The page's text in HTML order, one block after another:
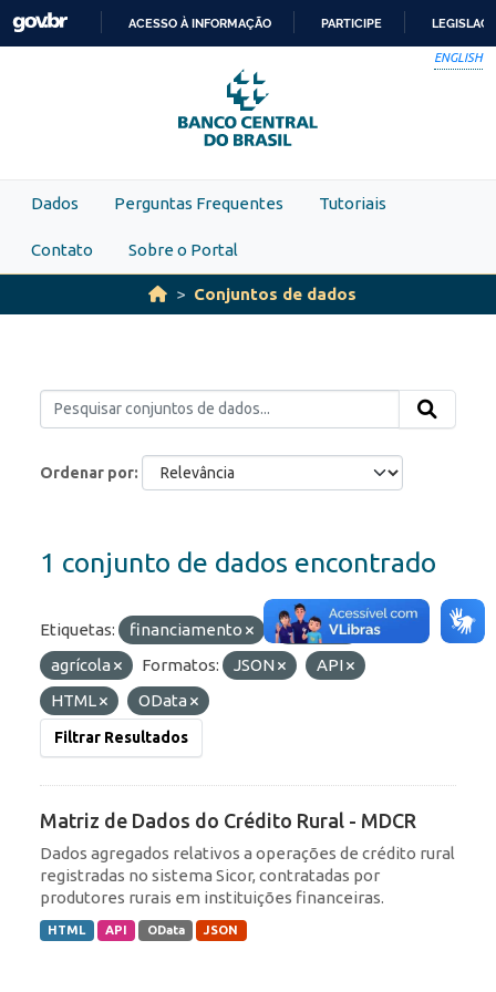
Skip to main content
PARA
O
CONTEÚDO
ACESSO À INFORMAÇÃO PARTICIPE
ENGLISH
Dados Perguntas Frequentes Tutoriais
Contato Sobre o Portal
Conjuntos de dados
Ordenar por
1 conjunto de dados encontrado
Etiquetas: financiamento
crédito
agrícola
Formatos: JSON
API
HTML
OData
Filtrar Resultados
Matriz de Dados do Crédito Rural - MDCR
Dados agregados relativos a operações de crédito rural
registradas no sistema Sicor, contratadas por
produtores rurais em instituições financeiras.
HTML API OData JSON